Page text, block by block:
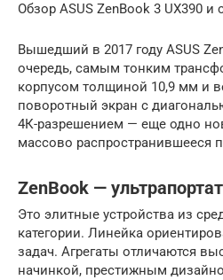
Обзор ASUS ZenBook 3 UX390
Вышедший в 2017 году ASUS
очередь, самым тонким
корпусом толщиной 10,9 мм и
поворотный экран c
4К-разрешением — еще одно
массово распространившееся
ZenBook —
Это элитные устройства из
категории. Линейка
задач. Агрегаты отличаются
начинкой, престижным